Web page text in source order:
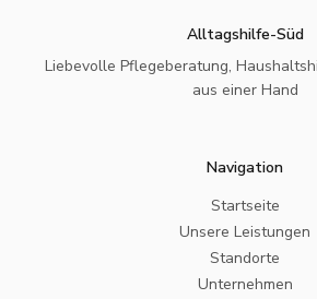
Alltagshilfe-Süd
Liebevolle Pflegeberatung,
aus einer Hand
Navigation
Startseite
Unsere Leistungen
Standorte
Unternehmen